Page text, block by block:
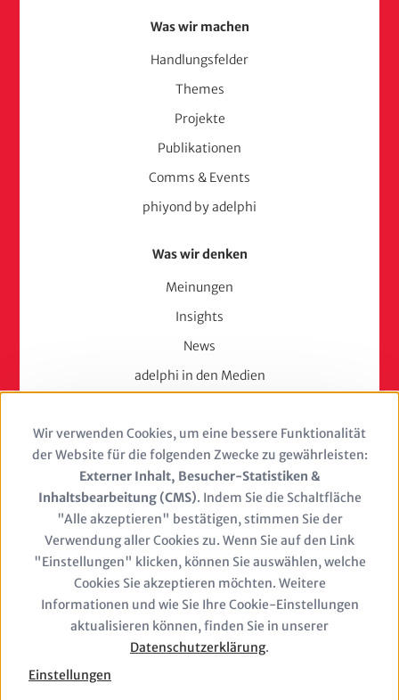
Was wir machen
Handlungsfelder
Themes
Projekte
Publikationen
Comms & Events
phiyond by adelphi
Was wir denken
Meinungen
Insights
News
adelphi in den Medien
Karriere
Berufserfahrene
Berufseinsteiger & Trainees
Studierende
Stellenangebote
Jobs
Use
of
personal
data
and
cookies
Wir verwenden Cookies, um eine bessere Funktionalität
der Website für die folgenden Zwecke zu gewährleisten:
Externer Inhalt, Besucher-Statistiken &
Inhaltsbearbeitung (CMS). Indem Sie die Schaltfläche
"Alle akzeptieren" bestätigen, stimmen Sie der
Verwendung aller Cookies zu. Wenn Sie auf den Link
"Einstellungen" klicken, können Sie auswählen, welche
Cookies Sie akzeptieren möchten. Weitere
Informationen und wie Sie Ihre Cookie-Einstellungen
aktualisieren können, finden Sie in unserer
Datenschutzerklärung.
Einstellungen